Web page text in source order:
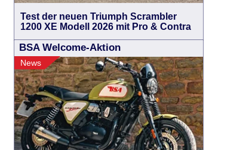
Test der neuen Triumph Scrambler
1200 XE Modell 2026 mit Pro & Contra
BSA Welcome-Aktion
News